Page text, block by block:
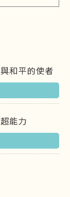
和平的使者
能力